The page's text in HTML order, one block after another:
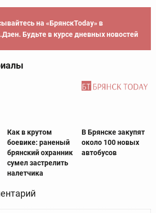
на «БрянскToday» в
Будьте в курсе дневных новостей
Как в крутом
боевике: раненый
брянский охранник
сумел застрелить
налетчика
В Брянске закупят
около 100 новых
автобусов